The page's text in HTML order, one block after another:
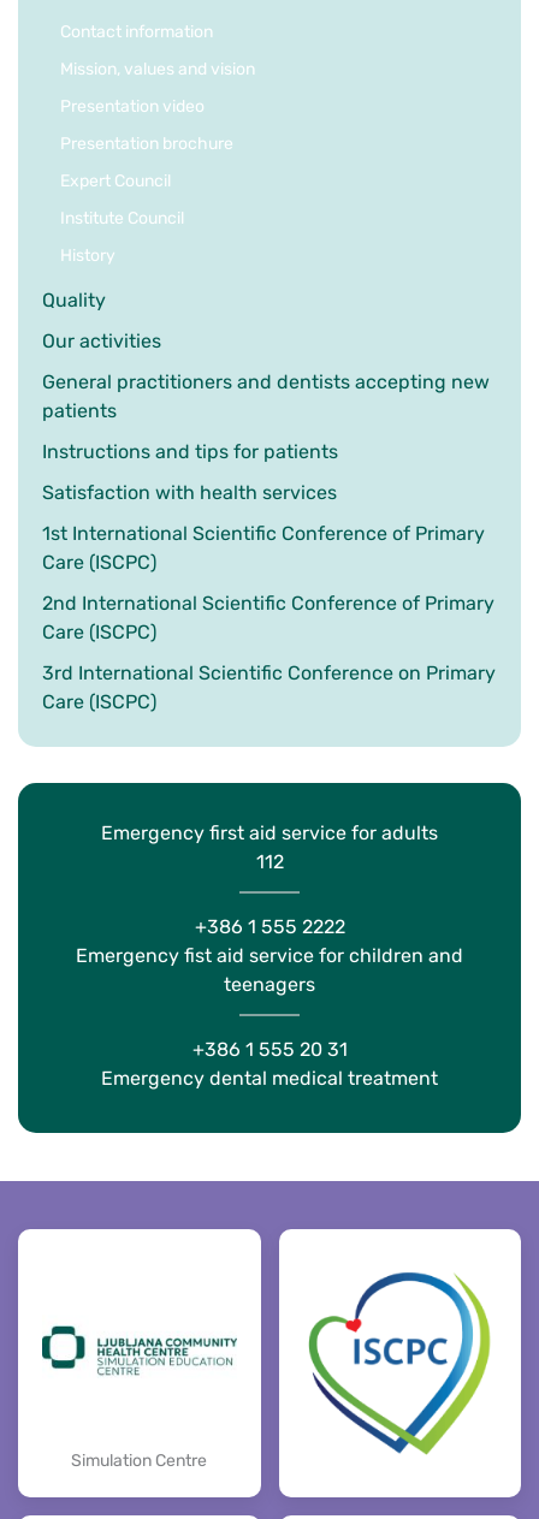
Contact information
Mission, values and vision
Presentation video
Presentation brochure
Expert Council
Institute Council
History
Quality
Our activities
General practitioners and dentists accepting new
patients
Instructions and tips for patients
Satisfaction with health services
1st International Scientific Conference of Primary
Care (ISCPC)
2nd International Scientific Conference of Primary
Care (ISCPC)
3rd International Scientific Conference on Primary
Care (ISCPC)
Emergency first aid service for adults
112
+386 1 555 2222
Emergency fist aid service for children and
teenagers
+386 1 555 20 31
Emergency dental medical treatment
Simulation Centre